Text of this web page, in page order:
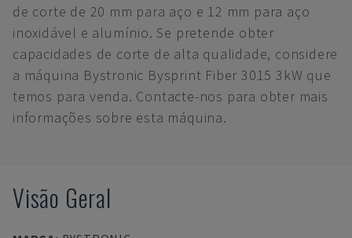
de corte de 20 mm para aço e 12 mm para aço
inoxidável e alumínio. Se pretende obter
capacidades de corte de alta qualidade, considere
a máquina Bystronic Bysprint Fiber 3015 3kW que
temos para venda. Contacte-nos para obter mais
informações sobre esta máquina.
Visão Geral